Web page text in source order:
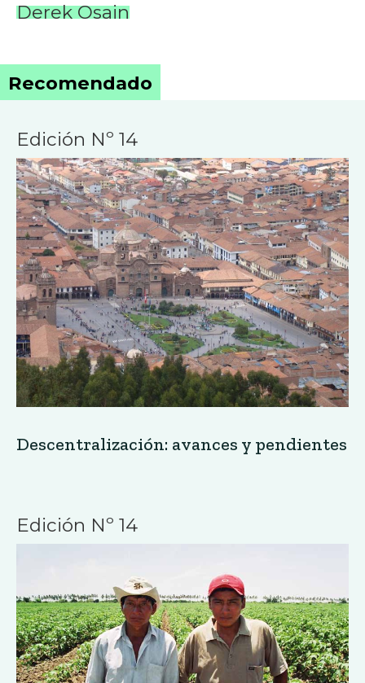
Derek Osain
Recomendado
Edición Nº 14
Descentralización: avances y pendientes
Edición Nº 14